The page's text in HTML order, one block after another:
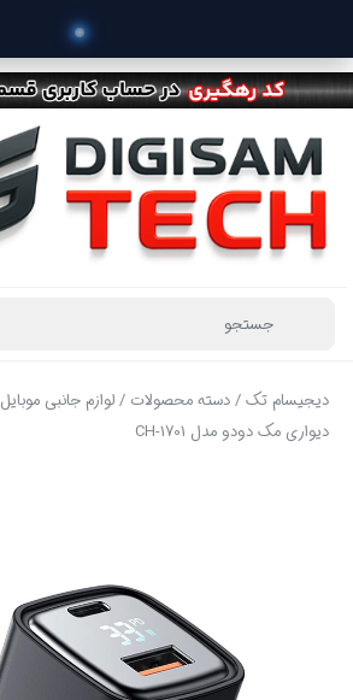
دیجیسام تک/دسته محصولات /لوازم جانبی موبایل
دیواری مک دودو مدل CH-1701
خرید